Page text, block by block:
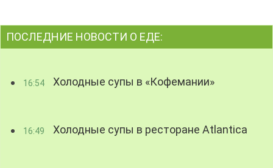
ПОСЛЕДНИЕ НОВОСТИ О ЕДЕ:
16:54 Холодные супы в «Кофемании»
16:49 Холодные супы в ресторане Atlantica